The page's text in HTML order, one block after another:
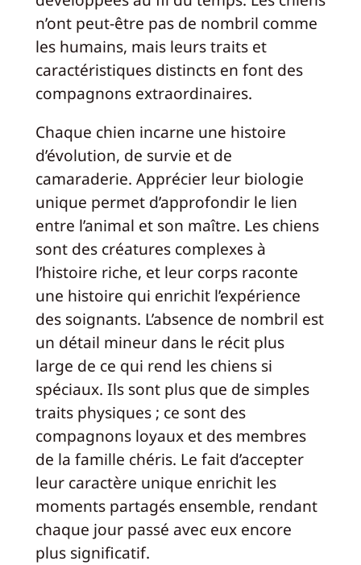
n’ont peut-être pas de nombril comme
les humains, mais leurs traits et
caractéristiques distincts en font des
compagnons extraordinaires.
Chaque chien incarne une histoire
d’évolution, de survie et de
camaraderie. Apprécier leur biologie
unique permet d’approfondir le lien
entre l’animal et son maître. Les chiens
sont des créatures complexes à
l’histoire riche, et leur corps raconte
une histoire qui enrichit l’expérience
des soignants. L’absence de nombril est
un détail mineur dans le récit plus
large de ce qui rend les chiens si
spéciaux. Ils sont plus que de simples
traits physiques ; ce sont des
compagnons loyaux et des membres
de la famille chéris. Le fait d’accepter
leur caractère unique enrichit les
moments partagés ensemble, rendant
chaque jour passé avec eux encore
plus significatif.